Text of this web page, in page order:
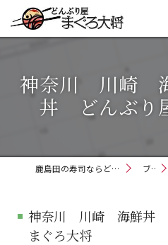
神奈川 川崎
丼 どんぶり
鹿島田の寿司ならどんぶり屋まぐろ大将 ブログ
神奈川 川崎 海鮮丼
まぐろ大将